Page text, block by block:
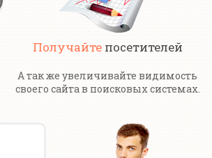
Получайтепосетителей
А так же увеличивайте видимость
своего сайта в поисковых системах.